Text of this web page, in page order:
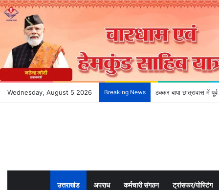
Wednesday, August 5 2026 Breaking News ठक्कर बापा छात्रावास में
उत्तराखंड अपराध कर्मचारी संगठन ट्रांसफर/पोस्टिंग